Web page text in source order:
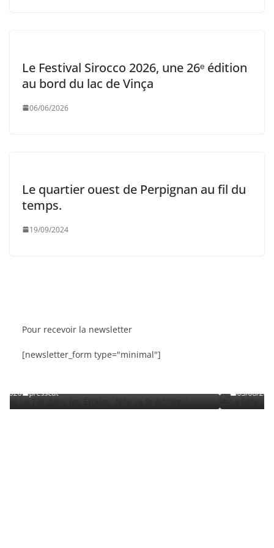
Le Festival Sirocco 2026, une 26ᵉ édition
au bord du lac de Vinça
06/06/2026
Le quartier ouest de Perpignan au fil du
temps.
19/09/2024
Pour recevoir la newsletter
[newsletter_form type="minimal"]
sa 9ᵉ édition
La Fête de la Mer et des Pêcheurs à
03/08/2026 presscat